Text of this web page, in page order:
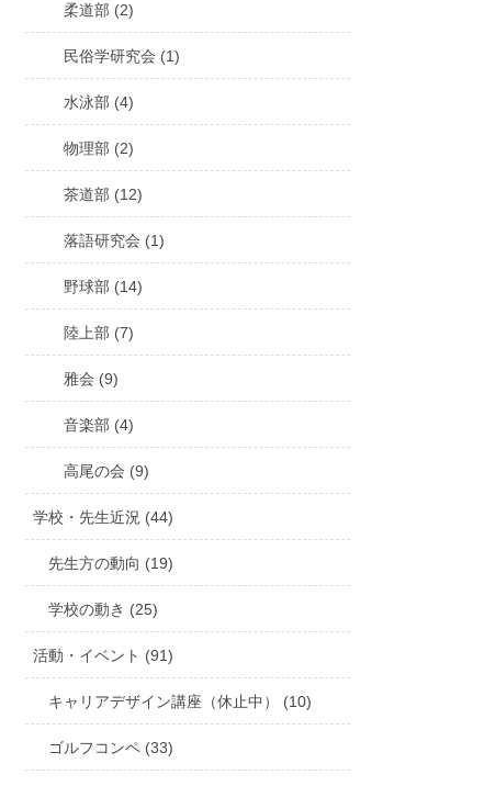
柔道部 (2)
民俗学研究会 (1)
水泳部 (4)
物理部 (2)
茶道部 (12)
落語研究会 (1)
野球部 (14)
陸上部 (7)
雅会 (9)
音楽部 (4)
高尾の会 (9)
学校・先生近況 (44)
先生方の動向 (19)
学校の動き (25)
活動・イベント (91)
キャリアデザイン講座（休止中） (10)
ゴルフコンペ (33)